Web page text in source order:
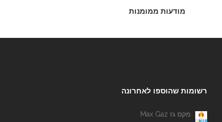
מודעות ממומנות
רשומות שהוספו לאחרונה
מקס גז Max Gaz